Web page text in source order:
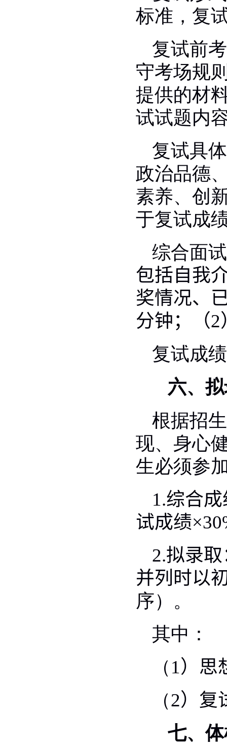
标准，复
复试前
守考场规
提供的材
试试题内
复试具
政治品德
素养、 创
于复试成
综合面
包括自我
奖情况、
分钟；（2
复试成绩
六、
根据招
现、身心
生必须参
1.综合
试成绩
2.拟录
并列时以
序）。
其中：
（1）思
（2）复
七、